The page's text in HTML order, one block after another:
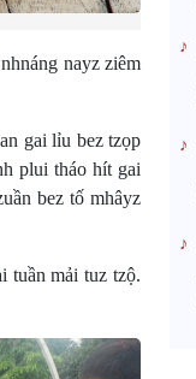
nayz ziêm
gai lỉu bez tzọp
plui tháo hít gai
bez tố mhâyz
mải tuz tzộ.